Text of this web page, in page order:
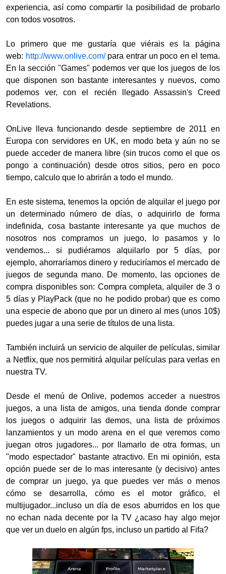
experiencia, así como compartir la posibilidad de probarlo
con todos vosotros.
Lo primero que me gustaría que viérais es la página
web: http://www.onlive.com/para entrar un poco en el tema.
En la sección "Games" podemos ver que los juegos de los
que disponen son bastante interesantes y nuevos, como
podemos ver, con el recién llegado Assassin's Creed
Revelations.
OnLive lleva funcionando desde septiembre de 2011 en
Europa con servidores en UK, en modo beta y aún no se
puede acceder de manera libre (sin trucos como el que os
pongo a continuación) desde otros sitios, pero en poco
tiempo, calculo que lo abrirán a todo el mundo.
En este sistema, tenemos la opción de alquilar el juego por
un determinado número de días, o adquirirlo de forma
indefinida, cosa bastante interesante ya que muchos de
nosotros nos compramos un juego, lo pasamos y lo
vendemos... si pudiéramos alquilarlo por 5 días, por
ejemplo, ahorraríamos dinero y reduciríamos el mercado de
juegos de segunda mano. De momento, las opciones de
compra disponibles son: Compra completa, alquiler de 3 o
5 días y PlayPack (que no he podido probar) que es como
una especie de abono que por un dinero al mes (unos 10$)
puedes jugar a una serie de títulos de una lista.
También incluirá un servicio de alquiler de películas, similar
a Netflix, que nos permitirá alquilar películas para verlas en
nuestra TV.
Desde el menú de Onlive, podemos acceder a nuestros
juegos, a una lista de amigos, una tienda donde comprar
los juegos o adquirir las demos, una lista de próximos
lanzamientos y un modo arena en el que veremos como
juegan otros jugadores... por llamarlo de otra formas, un
"modo espectador" bastante atractivo. En mi opinión, esta
opción puede ser de lo mas interesante (y decisivo) antes
de comprar un juego, ya que puedes ver más o menos
cómo se desarrolla, cómo es el motor gráfico, el
multijugador...incluso un día de esos aburridos en los que
no echan nada decente por la TV ¿acaso hay algo mejor
que ver un duelo en algún fps, incluso un partido al Fifa?